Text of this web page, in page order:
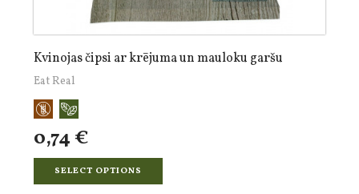
Kvinojas čipsi ar krējuma un mauloku garšu
Eat Real
0,74 €
SELECT OPTIONS